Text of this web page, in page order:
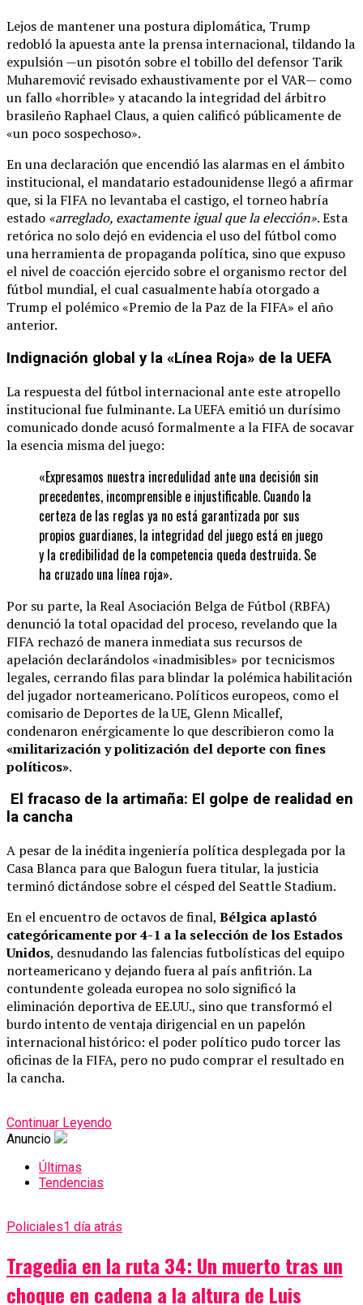
Lejos de mantener una postura diplomática, Trump
redobló la apuesta ante la prensa internacional, tildando la
expulsión —un pisotón sobre el tobillo del defensor Tarik
Muharemović revisado exhaustivamente por el VAR— como
un fallo «horrible» y atacando la integridad del árbitro
brasileño Raphael Claus, a quien calificó públicamente de
«un poco sospechoso».
En una declaración que encendió las alarmas en el ámbito
institucional, el mandatario estadounidense llegó a afirmar
que, si la FIFA no levantaba el castigo, el torneo habría
estado «arreglado, exactamente igual que la elección». Esta
retórica no solo dejó en evidencia el uso del fútbol como
una herramienta de propaganda política, sino que expuso
el nivel de coacción ejercido sobre el organismo rector del
fútbol mundial, el cual casualmente había otorgado a
Trump el polémico «Premio de la Paz de la FIFA» el año
anterior.
Indignación global y la «Línea Roja» de la UEFA
La respuesta del fútbol internacional ante este atropello
institucional fue fulminante. La UEFA emitió un durísimo
comunicado donde acusó formalmente a la FIFA de socavar
la esencia misma del juego:
«Expresamos nuestra incredulidad ante una decisión sin
precedentes, incomprensible e injustificable. Cuando la
certeza de las reglas ya no está garantizada por sus
propios guardianes, la integridad del juego está en juego
y la credibilidad de la competencia queda destruida. Se
ha cruzado una línea roja».
Por su parte, la Real Asociación Belga de Fútbol (RBFA)
denunció la total opacidad del proceso, revelando que la
FIFA rechazó de manera inmediata sus recursos de
apelación declarándolos «inadmisibles» por tecnicismos
legales, cerrando filas para blindar la polémica habilitación
del jugador norteamericano. Políticos europeos, como el
comisario de Deportes de la UE, Glenn Micallef,
condenaron enérgicamente lo que describieron como la
«militarización y politización del deporte con fines
políticos».
El fracaso de la artimaña: El golpe de realidad en
la cancha
A pesar de la inédita ingeniería política desplegada por la
Casa Blanca para que Balogun fuera titular, la justicia
terminó dictándose sobre el césped del Seattle Stadium.
En el encuentro de octavos de final, Bélgica aplastó
categóricamente por 4-1 a la selección de los Estados
Unidos, desnudando las falencias futbolísticas del equipo
norteamericano y dejando fuera al país anfitrión. La
contundente goleada europea no solo significó la
eliminación deportiva de EE.UU., sino que transformó el
burdo intento de ventaja dirigencial en un papelón
internacional histórico: el poder político pudo torcer las
oficinas de la FIFA, pero no pudo comprar el resultado en
la cancha.
Continuar Leyendo
Anuncio
Últimas
Tendencias
Policiales1 día atrás
Tragedia en la ruta 34: Un muerto tras un
choque en cadena a la altura de Luis